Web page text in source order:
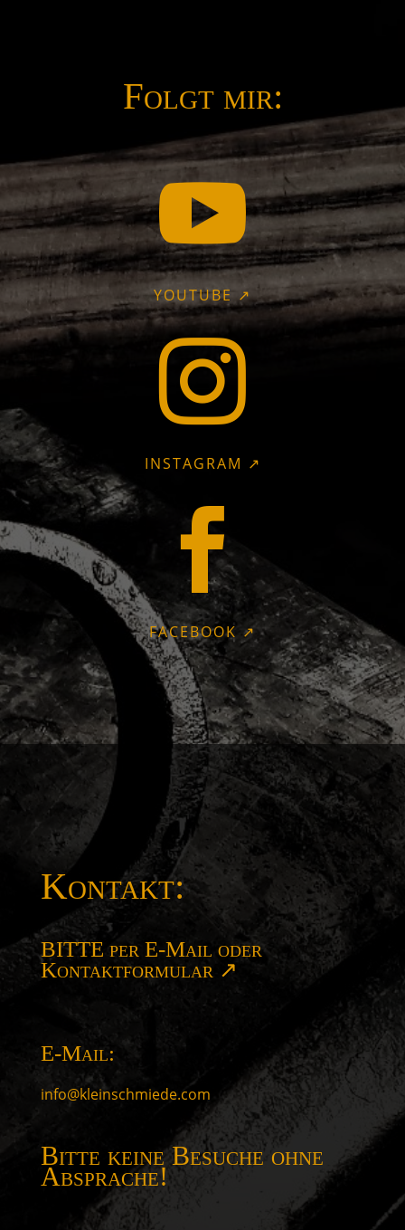
Folgt mir:

YOUTUBE ↗

INSTAGRAM ↗

FACEBOOK ↗
Kontakt:
BITTE per E-Mail oder
Kontaktformular ↗
E-Mail:
info@kleinschmiede.com
Bitte keine Besuche ohne
Absprache!